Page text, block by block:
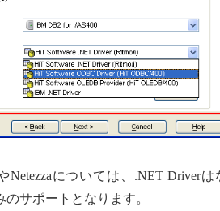
Netezzaについては、.NET Driverは
サポートとなります。